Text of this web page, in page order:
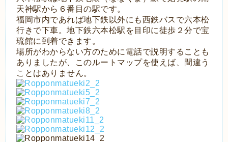
天神駅から６番目の駅です。
福岡市内であれば地下鉄以外にも西鉄バスで六本松
行きで下車。地下鉄六本松駅を目印に徒歩２分で宝
琉館に到着できます。
場所がわからない方のために電話で説明することも
ありましたが、このルートマップを使えば、間違う
ことはありません。